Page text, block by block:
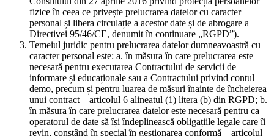
fizice în ceea ce privește prelucrarea datelor cu caracter
personal și libera circulație a acestor date și de abrogare a
Directivei 95/46/CE, denumit în continuare „RGPD”).
Temeiul juridic pentru prelucrarea datelor dumneavoastră cu
caracter personal este: a. în măsura în care prelucrarea este
necesară pentru executarea Contractului de servicii de
informare și educaționale sau a Contractului privind contul
demo, precum și pentru luarea de măsuri înainte de încheierea
unui contract – articolul 6 alineatul (1) litera (b) din RGPD; b.
în măsura în care prelucrarea datelor este necesară pentru ca
operatorul de date să își îndeplinească obligațiile legale care îi
revin, constând în special în gestionarea conformă – articolul